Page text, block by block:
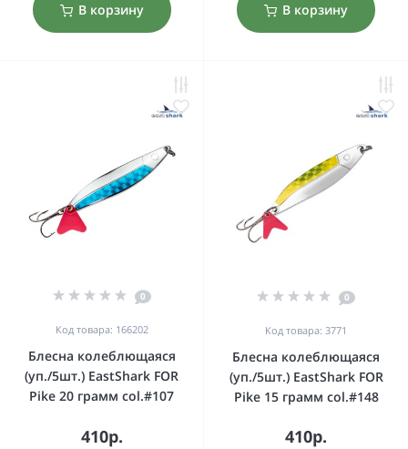
В корзину В корзину
0
Код товара: 166202
Блесна колеблющаяся
(уп./5шт.) EastShark FOR
Pike 20 грамм col.#107
410р.
0
Код товара: 3771
Блесна колеблющаяся
(уп./5шт.) EastShark FOR
Pike 15 грамм col.#148
410р.